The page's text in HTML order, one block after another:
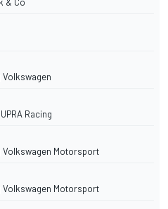
Volkswagen
Racing
Volkswagen Motorsport
Volkswagen Motorsport